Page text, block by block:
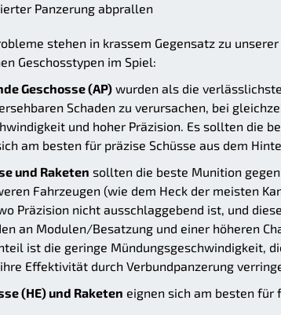
Panzerung abprallen
stehen in krassem Gegensatz zu
Geschosstypen im Spiel:
Geschosse (AP) wurden als die
Schaden zu verursachen, bei
und hoher Präzision. Es sollten die
am besten für präzise Schüsse aus dem
und Raketen sollten die beste Munition
Fahrzeugen (wie dem Heck der meisten
Präzision nicht ausschlaggebend ist, und
an Modulen/Besatzung und einer höheren
ist die geringe Mündungsgeschwindigkeit,
Effektivität durch Verbundpanzerung
(HE) und Raketen eignen sich am besten für